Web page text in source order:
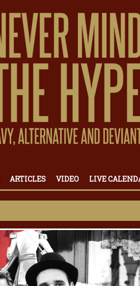
ARTICLES VIDEO LIVE